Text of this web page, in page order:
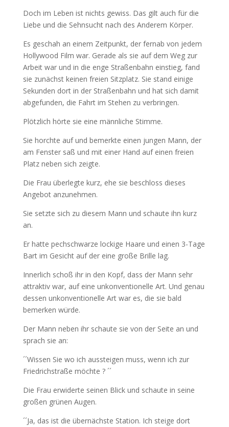
Doch im Leben ist nichts gewiss. Das gilt auch für die
Liebe und die Sehnsucht nach des Anderem Körper.
Es geschah an einem Zeitpunkt, der fernab von jedem
Hollywood Film war. Gerade als sie auf dem Weg zur
Arbeit war und in die enge Straßenbahn einstieg, fand
sie zunächst keinen freien Sitzplatz. Sie stand einige
Sekunden dort in der Straßenbahn und hat sich damit
abgefunden, die Fahrt im Stehen zu verbringen.
Plötzlich hörte sie eine männliche Stimme.
Sie horchte auf und bemerkte einen jungen Mann, der
am Fenster saß und mit einer Hand auf einen freien
Platz neben sich zeigte.
Die Frau überlegte kurz, ehe sie beschloss dieses
Angebot anzunehmen.
Sie setzte sich zu diesem Mann und schaute ihn kurz
an.
Er hatte pechschwarze lockige Haare und einen 3-Tage
Bart im Gesicht auf der eine große Brille lag.
Innerlich schoß ihr in den Kopf, dass der Mann sehr
attraktiv war, auf eine unkonventionelle Art. Und genau
dessen unkonventionelle Art war es, die sie bald
bemerken würde.
Der Mann neben ihr schaute sie von der Seite an und
sprach sie an:
´´Wissen Sie wo ich aussteigen muss, wenn ich zur
Friedrichstraße möchte ? ´´
Die Frau erwiderte seinen Blick und schaute in seine
großen grünen Augen.
´´Ja, das ist die übernächste Station. Ich steige dort